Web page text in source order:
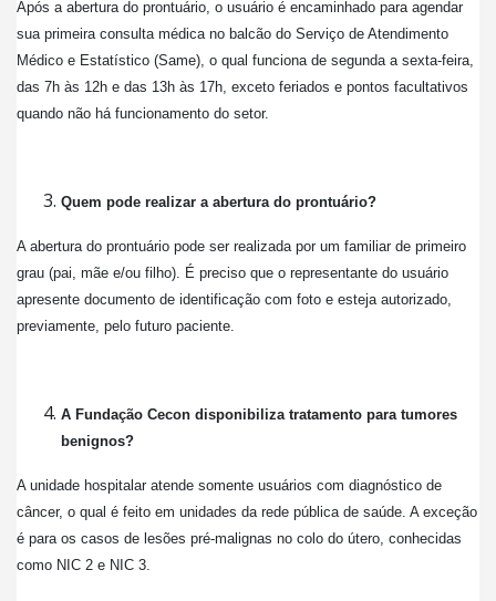
Após a abertura do prontuário, o usuário é encaminhado para agendar
sua primeira consulta médica no balcão do Serviço de Atendimento
Médico e Estatístico (Same), o qual funciona de segunda a sexta-feira,
das ​7h às 12h e das 13h às 17h, exceto feriados e pontos facultativos
quando não há funcionamento do setor.
Quem pode realizar a abertura do prontuário?
A abertura do prontuário pode ser realizada por um familiar de primeiro
grau (pai, mãe e/ou filho). É preciso que o representante do usuário
apresente documento de identificação com foto e esteja autorizado,
previamente, pelo futuro paciente.
A Fundação Cecon disponibiliza tratamento para tumores
benignos?
A unidade hospitalar atende somente usuários com diagnóstico de
câncer, o qual é feito em unidades da rede pública de saúde. A exceção
é para os casos de lesões pré-malignas no colo do útero, conhecidas
como NIC 2 e NIC 3.